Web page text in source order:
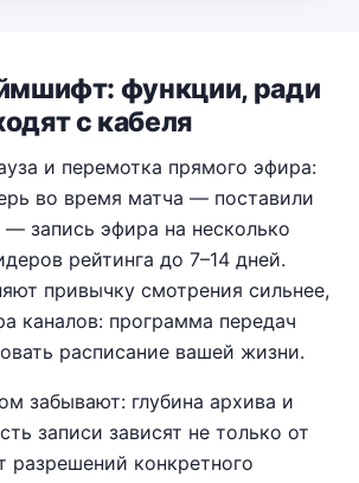
функции, ради
с кабеля
и перемотка прямого эфира:
во время матча — поставили
— запись эфира на несколько
рейтинга до 7–14 дней.
привычку смотрения сильнее,
каналов: программа передач
расписание вашей жизни.
забывают: глубина архива и
записи зависят не только от
разрешений конкретного